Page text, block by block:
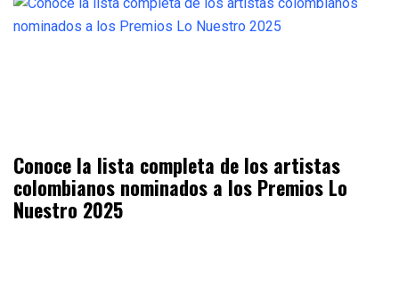
Conoce la lista completa de los artistas
colombianos nominados a los Premios Lo
Nuestro 2025